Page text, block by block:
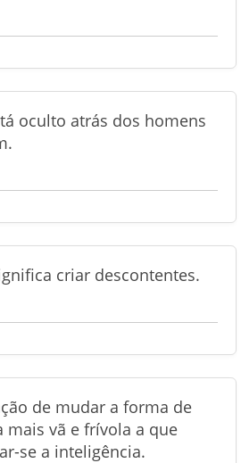
oculto atrás dos homens
criar descontentes.
de mudar a forma de
mais vã e frívola a que
se a inteligência.